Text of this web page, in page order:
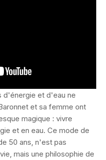
d'énergie et d'eau ne
et sa femme ont
magique : vivre
et en eau. Ce mode de
50 ans, n'est pas
mais une philosophie de